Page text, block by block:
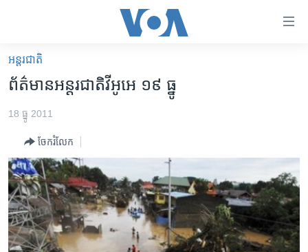
គេហទំព័រ​
ទាក់ទង
និង​
ទំព័រ​
ព័ត៌មាន​​
តែ​
ម្តង
រំលង​
និង​
អាមេរិក
ចិន
ហេឡូវីអូអេ
កម្ពុជាច្នៃប្រតិដ្ឋ
ព្រឹត្តិការណ៍ព័ត៌មាន
ទូរទស្សន៍ / វីដេអូ​
អន្តរជាតិ
ព័ត៌មាន​អន្តរជាតិ​វីអូអេ​ ១៩ ធ្នូ
18 ធ្នូ 2011
ចែករំលែក